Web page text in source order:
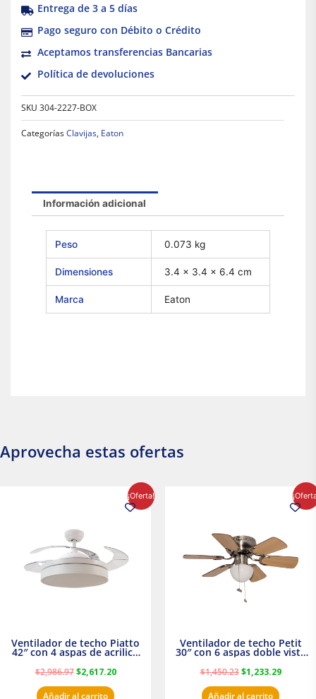
Entrega de 3 a 5 días
Pago seguro con Débito o Crédito
Aceptamos transferencias Bancarias
Política de devoluciones
SKU 304-2227-BOX
CategoríasClavijas, Eaton
Información adicional
Peso 0.073 kg
Dimensiones 3.4 × 3.4 × 6.4 cm
Marca Eaton
Aprovecha estas ofertas
¡Oferta!
Ventilador de techo Piatto
42″ con 4 aspas de acrilico
transparente
$2,986.97
$2,986.97.
$2,617.20
precio
actual
Añadir al carrito
Ventilador de techo Petit
30″ con 6 aspas doble vista
Satinado Masterfan
$1,450.23
$1,450.23.
$1,233.29
precio
actual
Añadir al carrito